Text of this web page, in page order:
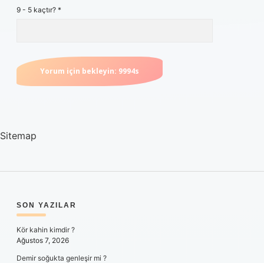
9 - 5 kaçtır? *
Sitemap
SIDEBAR
SON YAZILAR
Kör kahin kimdir ?
Ağustos 7, 2026
Demir soğukta genleşir mi ?